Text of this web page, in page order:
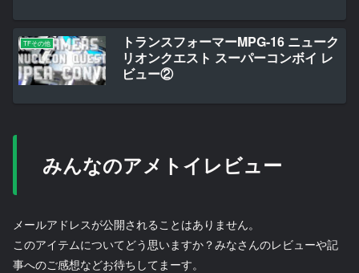
TFその他
トランスフォーマーMPG-16 ニューク
リオンクエスト スーパーコンボイ レ
ビュー②
みんなのアメトイレビュー
メールアドレスが公開されることはありません。
このアイテムについてどう思いますか？みなさんのレビューや記
事へのご感想などお待ちしてまーす。